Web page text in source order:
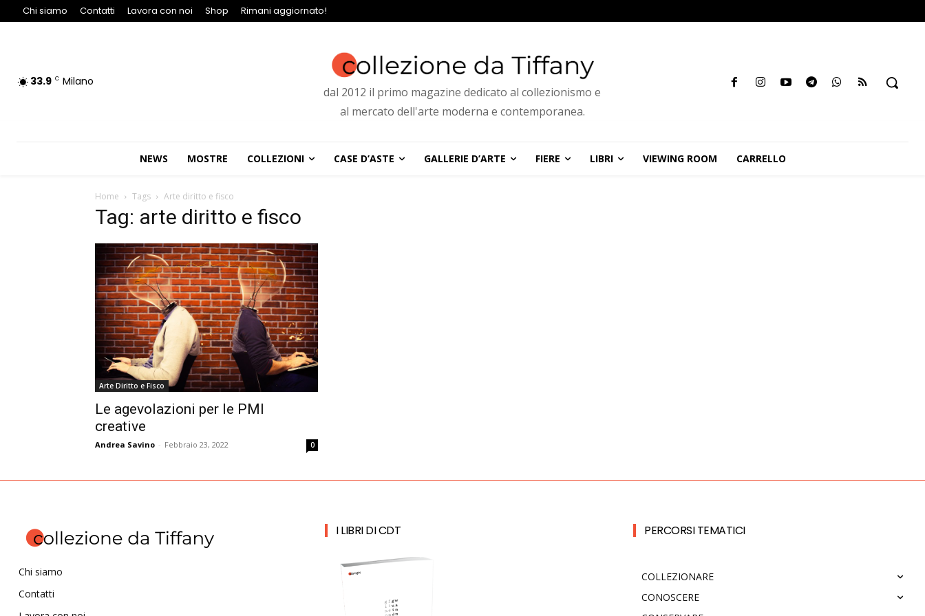
Chi siamo Contatti Lavora con noi Shop Rimani aggiornato!
33.9 C Milano
dal 2012 il primo magazine dedicato al collezionismo e
al mercato dell'arte moderna e contemporanea.
NEWS MOSTRE COLLEZIONI CASE D’ASTE GALLERIE D’ARTE FIERE LIBRI VIEWING ROOM CARRELLO
Home Tags Arte diritto e fisco
Tag: arte diritto e fisco
Arte Diritto e Fisco
Le agevolazioni per le PMI
creative
Andrea Savino - Febbraio 23, 2022 0
Chi siamo
Contatti
I LIBRI DI CDT PERCORSI TEMATICI
COLLEZIONARE
CONOSCERE